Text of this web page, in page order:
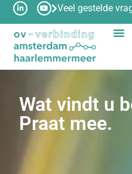
Veel gestelde
Wat vindt u
Praat mee.